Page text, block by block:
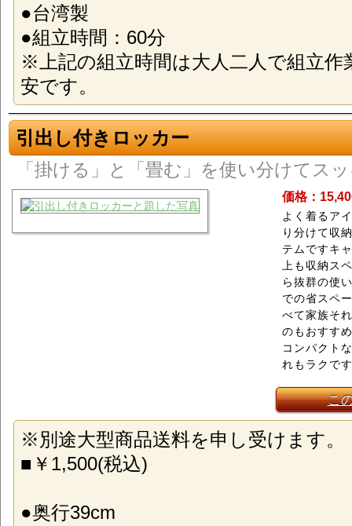
●台湾製
●組立時間：60分
※上記の組立時間は大人二人で組立作
安です。
引出し付きロッカー
「掛ける」と「畳む」を使い分けてス
価格：
よく着るア
り分けて収
テムですキ
上も収納ス
ら抜群の使
での省スペ
べて家族そ
のもおすす
コンパクト
れもラクです
こ
※別途大型商品送料を申し受けます。
■￥1,500(税込)
●奥行39cm